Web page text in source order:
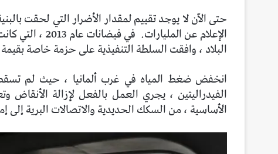
حتى الآن لا يوجد تقييم لمقدار الأضرار التي لحقت
الإعلام عن المليارات.
البلاد ، وافقت السلطة التنفيذية على حزمة خاصة بقيمة 8 مليار يورو.
انخفض ضغط المياه في غرب ألمانيا ، حيث لم تسقط
الفيدراليتين ، يجري العمل بالفعل لإزالة
الأساسية ، من السكك الحديدية والاتصالات البرية إلى